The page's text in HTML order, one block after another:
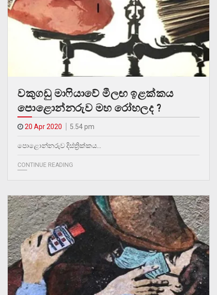
වකුගඩු මාෆියාවේ මීලඟ ඉළක්කය
පොළොන්නරුව මහ රෝහලද ?
20 Apr 2020 5.54 pm
පොළොන්නරුව දිස්ත්‍රික්කය…
CONTINUE READING